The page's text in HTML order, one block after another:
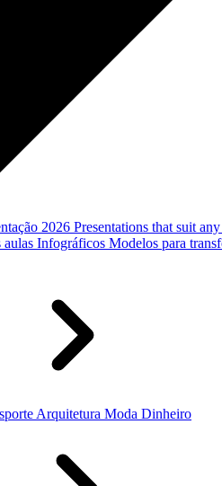
2026 Presentations that suit
aulas Infográficos Modelos para
Arquitetura Moda Dinheiro